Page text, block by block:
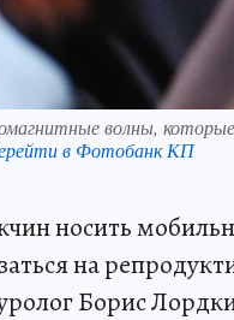
волны,
в Фотобанк КП
носить
на
Борис